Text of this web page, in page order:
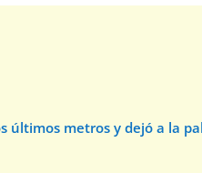
últimos metros y dejó a la